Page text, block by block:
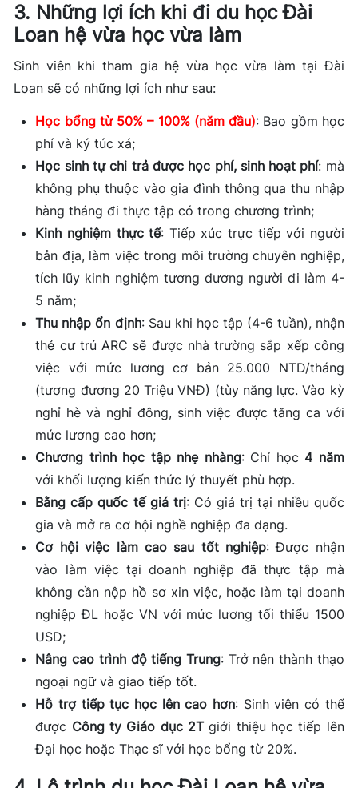
3. Những lợi ích khi đi du học Đài
Loan hệ vừa học vừa làm
Sinh viên khi tham gia hệ vừa học vừa làm tại Đài
Loan sẽ có những lợi ích như sau:
Học bổng từ 50% – 100% (năm đầu): Bao gồm học
phí và ký túc xá;
Học sinh tự chi trả được học phí, sinh hoạt phí: mà
không phụ thuộc vào gia đình thông qua thu nhập
hàng tháng đi thực tập có trong chương trình;
Kinh nghiệm thực tế: Tiếp xúc trực tiếp với người
bản địa, làm việc trong môi trường chuyên nghiệp,
tích lũy kinh nghiệm tương đương người đi làm 4-
5 năm;
Thu nhập ổn định: Sau khi học tập (4-6 tuần), nhận
thẻ cư trú ARC sẽ được nhà trường sắp xếp công
việc với mức lương cơ bản 25.000 NTD/tháng
(tương đương 20 Triệu VNĐ) (tùy năng lực. Vào kỳ
nghỉ hè và nghỉ đông, sinh việc được tăng ca với
mức lương cao hơn;
Chương trình học tập nhẹ nhàng: Chỉ học 4 năm
với khối lượng kiến thức lý thuyết phù hợp.
Bằng cấp quốc tế giá trị: Có giá trị tại nhiều quốc
gia và mở ra cơ hội nghề nghiệp đa dạng.
Cơ hội việc làm cao sau tốt nghiệp: Được nhận
vào làm việc tại doanh nghiệp đã thực tập mà
không cần nộp hồ sơ xin việc, hoặc làm tại doanh
nghiệp ĐL hoặc VN với mức lương tối thiểu 1500
USD;
Nâng cao trình độ tiếng Trung: Trở nên thành thạo
ngoại ngữ và giao tiếp tốt.
Hỗ trợ tiếp tục học lên cao hơn: Sinh viên có thể
được Công ty Giáo dục 2Tgiới thiệu học tiếp lên
Đại học hoặc Thạc sĩ với học bổng từ 20%.